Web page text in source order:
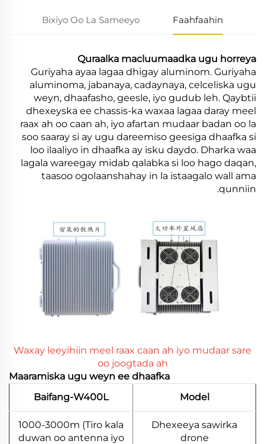
Faahfaahin
Bixiyo Oo La Sameeyo
Quraalka macluumaadka ugu horreya
Guriyaha ayaa lagaa dhigay aluminom. Guriyaha
aluminoma, jabanaya, cadaynaya, celceliska ugu
weyn, dhaafasho, geesle, iyo gudub leh. Qaybtii
dhexeyska ee chassis-ka waxaa lagaa daray meel
raax ah oo caan ah, iyo afartan mudaar badan oo la
soo saaray si ay ugu dareemiso geesiga dhaafka si
loo ilaaliyo in dhaafka ay isku daydo. Dharka waa
lagala wareegay midab qalabka si loo hago daqan,
taasoo ogolaanshahay in la istaagalo wall ama
qunniin.
Waxay leeyihiin meel raax caan ah iyo mudaar sare
oo joogtada ah
Maaramiska ugu weyn ee dhaafka
Model
Baifang-W400L
Dhexeeya sawirka
drone
1000-3000m (Tiro kala
duwan oo antenna iyo